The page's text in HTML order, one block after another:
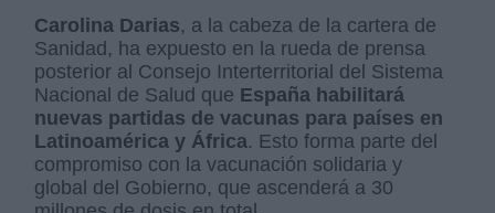
Carolina Darias, a la cabeza de la cartera de
Sanidad, ha expuesto en la rueda de prensa
posterior al Consejo Interterritorial del Sistema
Nacional de Salud que España habilitará
nuevas partidas de vacunas para países en
Latinoamérica y África. Esto forma parte del
compromiso con la vacunación solidaria y
global del Gobierno, que ascenderá a 30